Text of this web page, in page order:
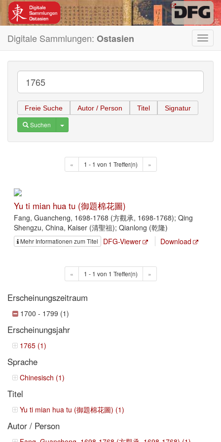
Digitale Sammlungen: Ostasien
Freie Suche Autor / Person Titel Signatur
Suchen Toggle Dropdown
« 1 - 1 von 1 Treffer(n) »
Yu ti mian hua tu (御題棉花圖)
Fang, Guancheng, 1698-1768 (方觀承, 1698-1768); Qing
Shengzu, China, Kaiser (清聖祖); Qianlong (乾隆)
Mehr Informationen zum Titel DFG-Viewer Download
« 1 - 1 von 1 Treffer(n) »
Erscheinungszeitraum
1700 - 1799 (1)
Erscheinungsjahr
1765 (1)
Sprache
Chinesisch (1)
Titel
Yu ti mian hua tu (御題棉花圖) (1)
Autor / Person